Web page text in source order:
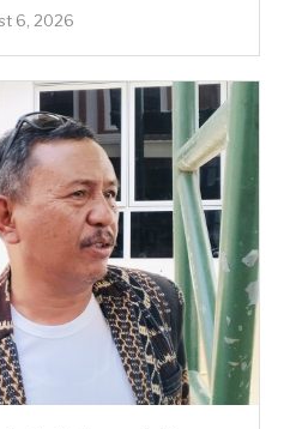
6, 2026